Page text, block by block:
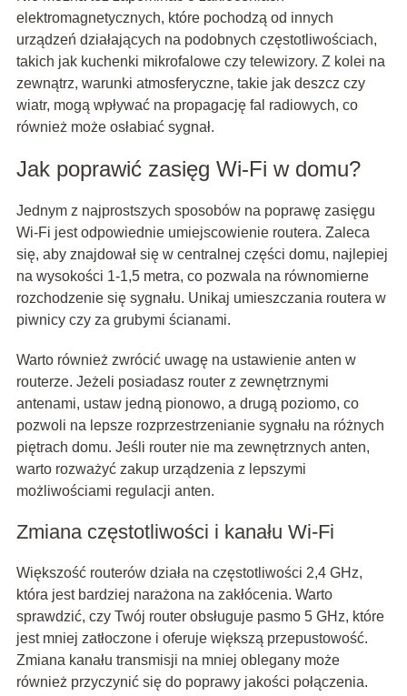
elektromagnetycznych, które pochodzą od innych
urządzeń działających na podobnych częstotliwościach,
takich jak kuchenki mikrofalowe czy telewizory. Z kolei na
zewnątrz, warunki atmosferyczne, takie jak deszcz czy
wiatr, mogą wpływać na propagację fal radiowych, co
również może osłabiać sygnał.
Jak poprawić zasięg Wi-Fi w domu?
Jednym z najprostszych sposobów na poprawę zasięgu
Wi-Fi jest odpowiednie umiejscowienie routera. Zaleca
się, aby znajdował się w centralnej części domu, najlepiej
na wysokości 1-1,5 metra, co pozwala na równomierne
rozchodzenie się sygnału. Unikaj umieszczania routera w
piwnicy czy za grubymi ścianami.
Warto również zwrócić uwagę na ustawienie anten w
routerze. Jeżeli posiadasz router z zewnętrznymi
antenami, ustaw jedną pionowo, a drugą poziomo, co
pozwoli na lepsze rozprzestrzenianie sygnału na różnych
piętrach domu. Jeśli router nie ma zewnętrznych anten,
warto rozważyć zakup urządzenia z lepszymi
możliwościami regulacji anten.
Zmiana częstotliwości i kanału Wi-Fi
Większość routerów działa na częstotliwości 2,4 GHz,
która jest bardziej narażona na zakłócenia. Warto
sprawdzić, czy Twój router obsługuje pasmo 5 GHz, które
jest mniej zatłoczone i oferuje większą przepustowość.
Zmiana kanału transmisji na mniej oblegany może
również przyczynić się do poprawy jakości połączenia.